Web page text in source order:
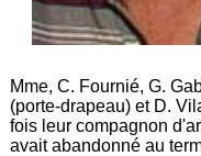
Mme, C. Fournié, G.
(porte-drapeau) et D.
fois leur compagnon
avait abandonné au